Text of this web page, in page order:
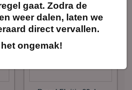
Maak
gaat. Zodra de
weer dalen, laten we
direct vervallen.
ongemak!